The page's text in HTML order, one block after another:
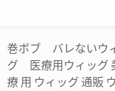
巻ボブ バレないウ
グ 医療用ウィッグ
療 用 ウィッグ 通販